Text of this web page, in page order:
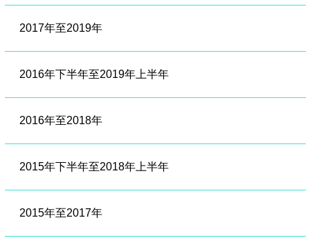
2017年至2019年
2016年下半年至2019年上半年
2016年至2018年
2015年下半年至2018年上半年
2015年至2017年